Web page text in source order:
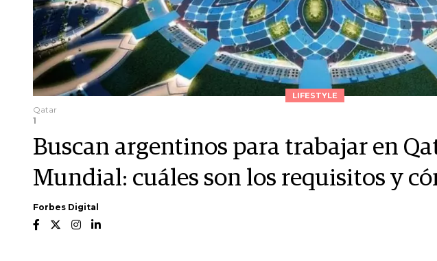
LIFESTYLE
Qatar
1
Buscan argentinos para trabajar en
Mundial: cuáles son los requisitos y
Forbes Digital